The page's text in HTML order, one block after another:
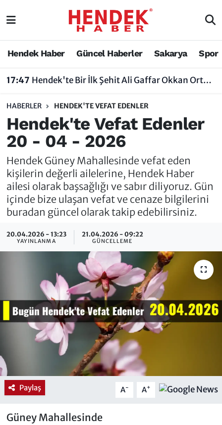
Hendek Haber Güncel Haberler Sakarya Spor
17:47 Hendek'te Bir İlk Şehit Ali Gaffar Okkan Ortaokulu Çoklu Yabancı Dil Uygulama Okulu Oldu
HABERLER HENDEK'TE VEFAT EDENLER
Hendek'te Vefat Edenler
20 - 04 - 2026
Hendek Güney Mahallesinde vefat eden
kişilerin değerli ailelerine, Hendek Haber
ailesi olarak başsağlığı ve sabır diliyoruz. Gün
içinde bize ulaşan vefat ve cenaze bilgilerini
buradan güncel olarak takip edebilirsiniz.
20.04.2026 - 13:23
YAYINLANMA
21.04.2026 - 09:22
GÜNCELLEME
Paylaş A- A+
Güney Mahallesinde
Hendek Haber
Nöbetçi Eczaneler
Vefat Edenler
Hendek Haber
Hakkında
Hendek Haber Reklam Servisi
Künye
İletişim
Sakarya Nöbetçi Eczaneler
Sakarya Trafik Yoğunluk Haritası
Tüm Manşetler
Son Dakika Haberleri
Haber Arşivi